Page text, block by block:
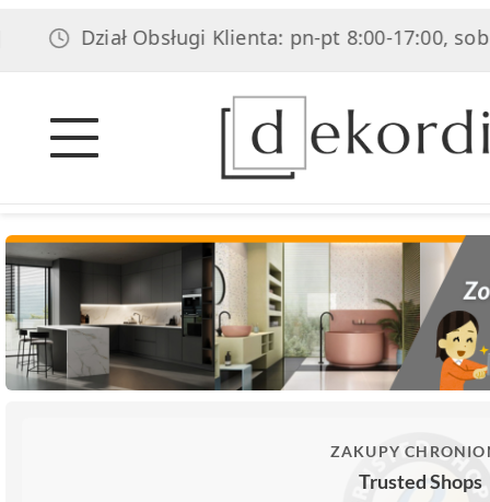
Dział Obsługi Klienta: pn-pt 8:00-17:00, sob 8:00-
ZAKUPY
Trusted Shops